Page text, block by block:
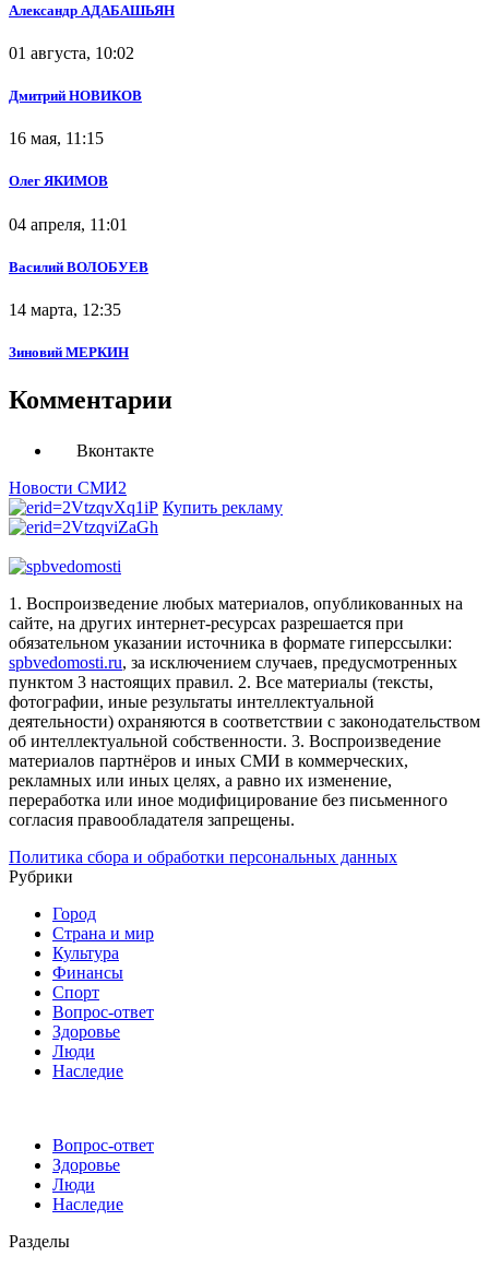
Александр АДАБАШЬЯН
01 августа, 10:02
Дмитрий НОВИКОВ
16 мая, 11:15
Олег ЯКИМОВ
04 апреля, 11:01
Василий ВОЛОБУЕВ
14 марта, 12:35
Зиновий МЕРКИН
Комментарии
Вконтакте
Новости СМИ2
Купить рекламу
1. Воспроизведение любых материалов, опубликованных на
сайте, на других интернет-ресурсах разрешается при
обязательном указании источника в формате гиперссылки:
spbvedomosti.ru, за исключением случаев, предусмотренных
пунктом 3 настоящих правил. 2. Все материалы (тексты,
фотографии, иные результаты интеллектуальной
деятельности) охраняются в соответствии с законодательством
об интеллектуальной собственности. 3. Воспроизведение
материалов партнёров и иных СМИ в коммерческих,
рекламных или иных целях, а равно их изменение,
переработка или иное модифицирование без письменного
согласия правообладателя запрещены.
Политика сбора и обработки персональных данных
Рубрики
Город
Страна и мир
Культура
Финансы
Спорт
Вопрос-ответ
Здоровье
Люди
Наследие
Вопрос-ответ
Здоровье
Люди
Наследие
Разделы